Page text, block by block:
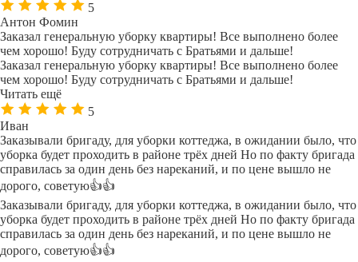
5
Антон Фомин
Заказал генеральную уборку квартиры! Все выполнено более
чем хорошо! Буду сотрудничать с Братьями и дальше!
Заказал генеральную уборку квартиры! Все выполнено более
чем хорошо! Буду сотрудничать с Братьями и дальше!
Читать ещё
5
Иван
Заказывали бригаду, для уборки коттеджа, в ожидании было, что
уборка будет проходить в районе трёх дней Но по факту бригада
справилась за один день без нареканий, и по цене вышло не
дорого, советую👍👍
Заказывали бригаду, для уборки коттеджа, в ожидании было, что
уборка будет проходить в районе трёх дней Но по факту бригада
справилась за один день без нареканий, и по цене вышло не
дорого, советую👍👍